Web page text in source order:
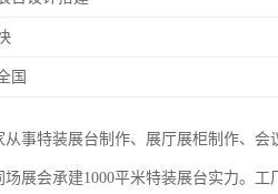
国
从事特装展台制作、展厅展柜制作、
场展会承建1000平米特装展台实力。